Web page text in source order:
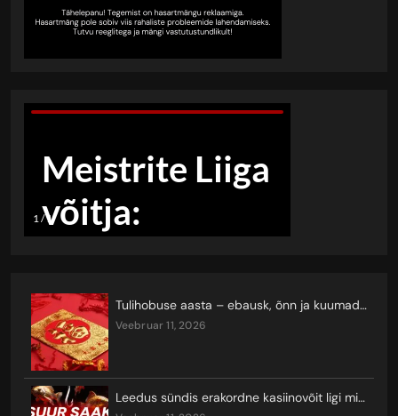
Tulihobuse aasta – ebausk, õnn ja kuumad keerutused
veebruar 11, 2026
Leedus sündis erakordne kasiinovõit ligi miljoni euro eest